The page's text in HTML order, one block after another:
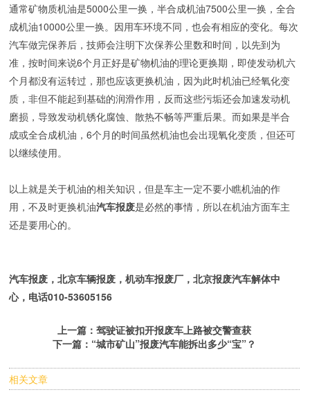
通常矿物质机油是5000公里一换，半合成机油7500公里一换，全合
成机油10000公里一换。因用车环境不同，也会有相应的变化。每次
汽车做完保养后，技师会注明下次保养公里数和时间，以先到为
准，按时间来说6个月正好是矿物机油的理论更换期，即使发动机六
个月都没有运转过，那也应该更换机油，因为此时机油已经氧化变
质，非但不能起到基础的润滑作用，反而这些污垢还会加速发动机
磨损，导致发动机锈化腐蚀、散热不畅等严重后果。而如果是半合
成或全合成机油，6个月的时间虽然机油也会出现氧化变质，但还可
以继续使用。
以上就是关于机油的相关知识，但是车主一定不要小瞧机油的作
用，不及时更换机油汽车报废是必然的事情，所以在机油方面车主
还是要用心的。
汽车报废 ，北京车辆报废，机动车报废厂，北京报废汽车解体中
心，电话010-53605156
上一篇：驾驶证被扣开报废车上路被交警查获
下一篇： “城市矿山”报废汽车能拆出多少“宝”？
相关文章